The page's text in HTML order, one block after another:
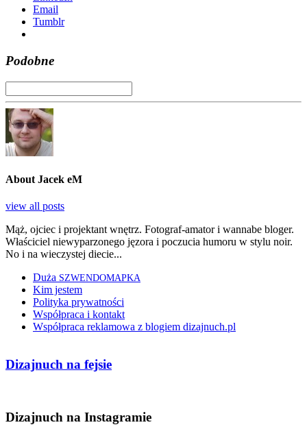
Ema­il
Tum­blr
Podobne
About Jacek eM
view all posts
Mąż, ojciec i projektant wnętrz. Fotograf-amator i wannabe bloger.
Właściciel niewyparzonego jęzora i poczucia humoru w stylu noir.
No i na wieczystej diecie...
Duża SZWENDOMAPKA
Kim jestem
Polityka prywatności
Współpraca i kontakt
Współpraca reklamowa z blogiem dizajnuch.pl
Dizajnuch na fejsie
Dizajnuch na Instagramie